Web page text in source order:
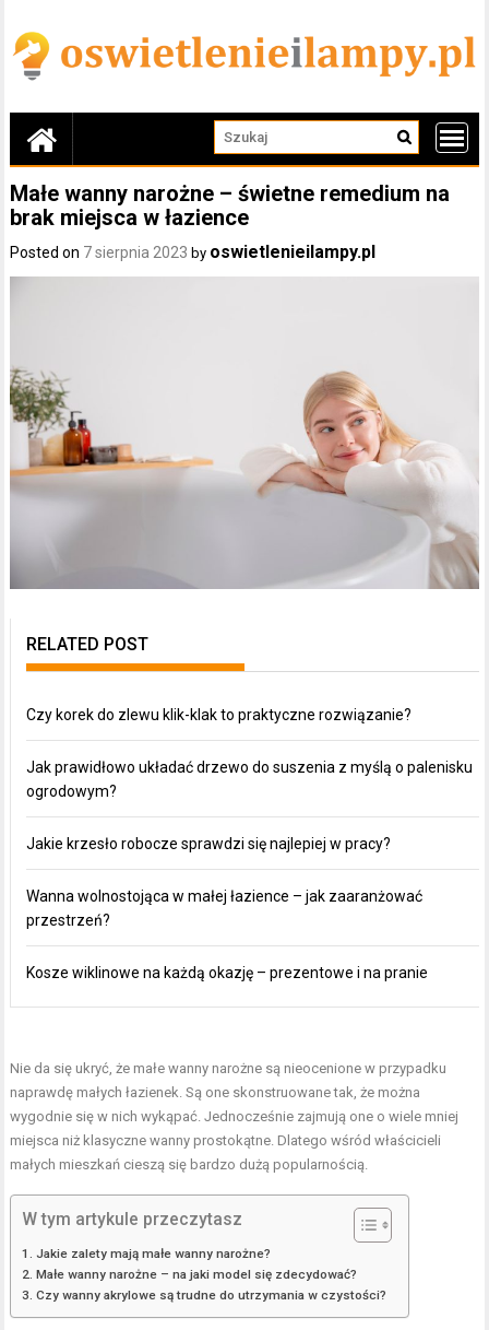
content
Małe wanny narożne – świetne remedium na
brak miejsca w łazience
Posted on 7 sierpnia 2023 by oswietlenieilampy.pl
RELATED POST
Czy korek do zlewu klik-klak to praktyczne rozwiązanie?
Jak prawidłowo układać drzewo do suszenia z myślą o palenisku
ogrodowym?
Jakie krzesło robocze sprawdzi się najlepiej w pracy?
Wanna wolnostojąca w małej łazience – jak zaaranżować
przestrzeń?
Kosze wiklinowe na każdą okazję – prezentowe i na pranie
Nie da się ukryć, że małe wanny narożne są nieocenione w przypadku
naprawdę małych łazienek. Są one skonstruowane tak, że można
wygodnie się w nich wykąpać. Jednocześnie zajmują one o wiele mniej
miejsca niż klasyczne wanny prostokątne. Dlatego wśród właścicieli
małych mieszkań cieszą się bardzo dużą popularnością.
W tym artykule przeczytasz
Jakie zalety mają małe wanny narożne?
Małe wanny narożne – na jaki model się zdecydować?
Czy wanny akrylowe są trudne do utrzymania w czystości?